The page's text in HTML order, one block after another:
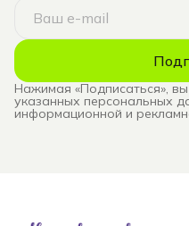
Нажимая «Подписаться»,
указанных персональных
информационной и